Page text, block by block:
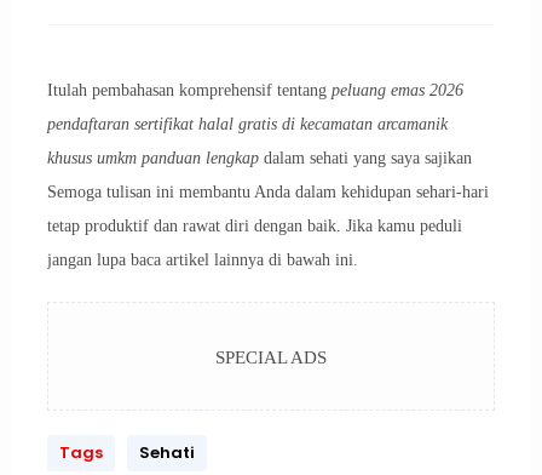
Itulah pembahasan komprehensif tentang peluang emas 2026
pendaftaran sertifikat halal gratis di kecamatan arcamanik
khusus umkm panduan lengkapdalam sehati yang saya sajikan
Semoga tulisan ini membantu Anda dalam kehidupan sehari-hari
tetap produktif dan rawat diri dengan baik. Jika kamu peduli
jangan lupa baca artikel lainnya di bawah ini.
SPECIAL ADS
Tags Sehati